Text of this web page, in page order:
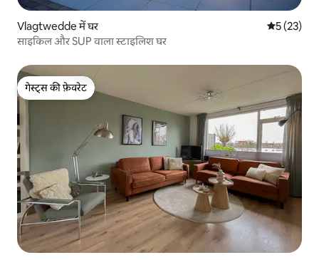
Vlagtwedde में घर औसत रेटिंग
5 (23)
साइकिल और SUP वाला स्टाइलिश घर
गेस्ट्स की फ़ेवरेट
गेस्ट्स की फ़ेवरेट